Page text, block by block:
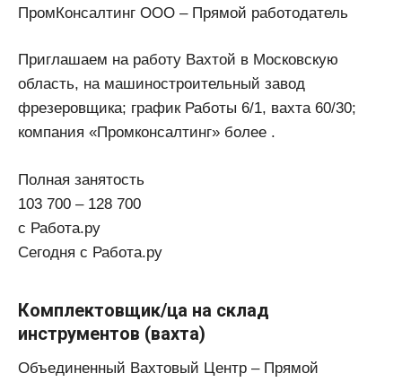
ПромКонсалтинг ООО – Прямой работодатель
Приглашаем на работу Вахтой в Московскую
область, на машиностроительный завод
фрезеровщика; график Работы 6/1, вахта 60/30;
компания «Промконсалтинг» более .
Полная занятость
103 700 – 128 700
с Работа.ру
Сегодня с Работа.ру
Комплектовщик/ца на склад
инструментов (вахта)
Объединенный Вахтовый Центр – Прямой